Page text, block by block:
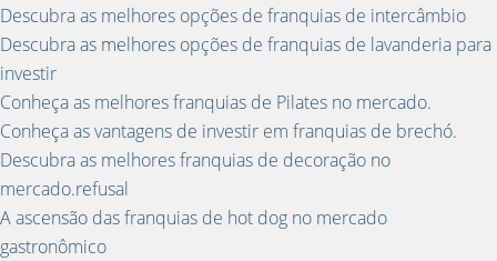
Descubra as melhores opções de franquias de intercâmbio
Descubra as melhores opções de franquias de lavanderia para
investir
Conheça as melhores franquias de Pilates no mercado.
Conheça as vantagens de investir em franquias de brechó.
Descubra as melhores franquias de decoração no
mercado.refusal
A ascensão das franquias de hot dog no mercado
gastronômico